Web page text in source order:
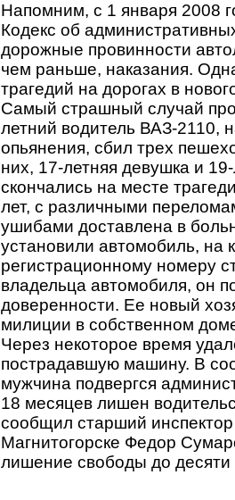
Напомним, с 1 января 2008
Кодекс об
дорожные провинности
чем раньше, наказания.
трагедий на дорогах в
Самый страшный случай
летний водитель ВАЗ-2110,
опьянения, сбил трех
них, 17-летняя девушка и
скончались на месте
лет, с различными
ушибами доставлена в
установили автомобиль, на
регистрационному номеру
владельца автомобиля, он
доверенности. Ее новый
милиции в собственном
Через некоторое время
пострадавшую машину. В
мужчина подвергся
18 месяцев лишен
сообщил старший
Магнитогорске Федор
лишение свободы до десяти